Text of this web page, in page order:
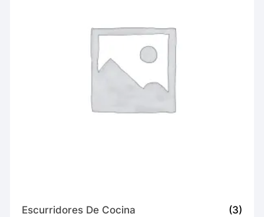
Escurridores De Cocina (3)